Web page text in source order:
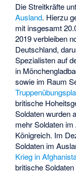
Die Streitkräfte
Ausland. Hierzu
mit insgesamt
2019 verbleiben
Deutschland,
Spezialisten auf
in
sowie im Raum
britische
Soldaten wurden
mehr Soldaten
Königreich. Im
Soldaten im
Krieg in
britische Soldaten